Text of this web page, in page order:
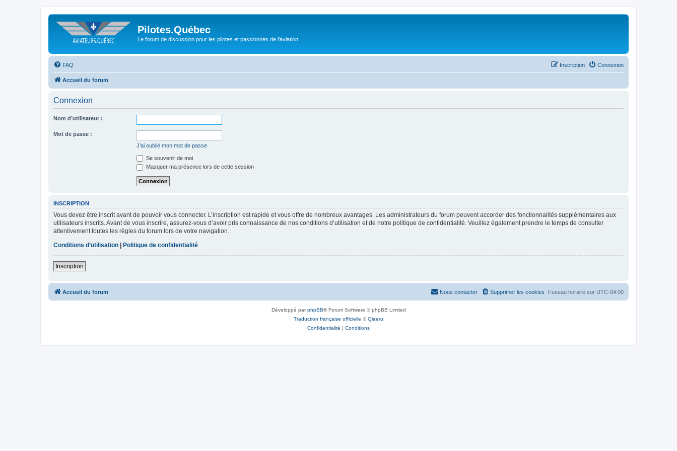
Pilotes.Québec
Le forum de discussion pour les pilotes et passionnés de l'aviation
FAQ Connexion
Inscription
Accueil du forum
Connexion
Nom d’utilisateur :
Mot de passe :
J’ai oublié mon mot de passe
Se souvenir de moi
Masquer ma présence lors de cette session
INSCRIPTION
Vous devez être inscrit avant de pouvoir vous connecter. L’inscription est rapide et vous offre de nombreux avantages. Les administrateurs du forum peuvent accorder des fonctionnalités supplémentaires aux
utilisateurs inscrits. Avant de vous inscrire, assurez-vous d’avoir pris connaissance de nos conditions d’utilisation et de notre politique de confidentialité. Veuillez également prendre le temps de consulter
attentivement toutes les règles du forum lors de votre navigation.
Conditions d’utilisation
Politique de confidentialité
Inscription
Accueil du forum Fuseau horaire sur UTC-04:00
Supprimer les cookies
Nous contacter
Développé parphpBB® Forum Software © phpBB Limited
Traduction française officielle ©Qiaeru
Confidentialité | Conditions